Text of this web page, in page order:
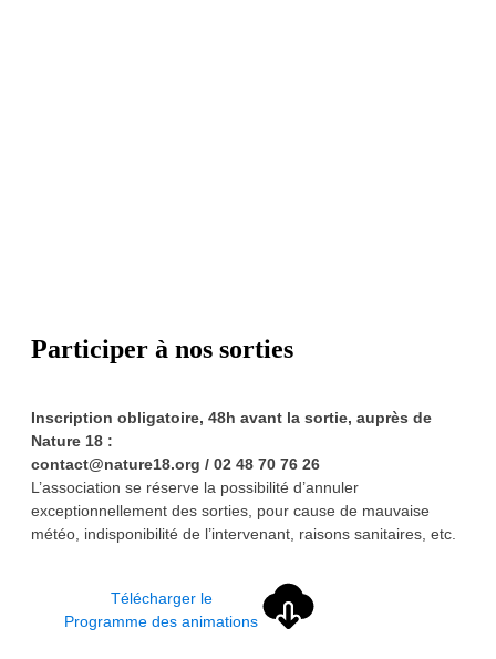
Participer à nos sorties
Inscription obligatoire, 48h avant la sortie, auprès de
Nature 18 :
contact@nature18.org / 02 48 70 76 26
L’association se réserve la possibilité d’annuler
exceptionnellement des sorties, pour cause de mauvaise
météo, indisponibilité de l’intervenant, raisons sanitaires, etc.
Télécharger le
Programme des animations